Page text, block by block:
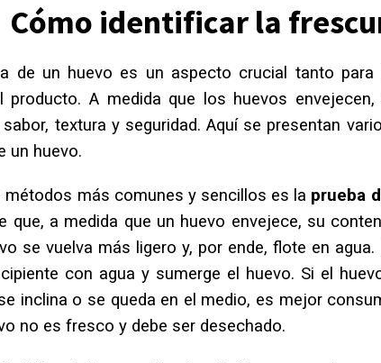
Cómo identificar la
de un huevo es un aspecto crucial tanto
producto. A medida que los huevos
textura y seguridad. Aquí se presentan
un huevo.
métodos más comunes y sencillos es la prueba
que, a medida que un huevo envejece, su
se vuelva más ligero y, por ende, flote en
con agua y sumerge el huevo. Si el
inclina o se queda en el medio, es mejor
no es fresco y debe ser desechado.